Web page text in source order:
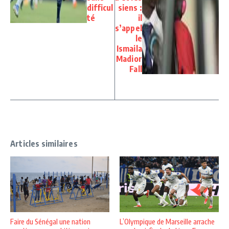
difficul
té
siens :
il
s’appel
le
Ismaila
Madior
Fall
Articles similaires
Faire du Sénégal une nation
L’Olympique de Marseille arrache